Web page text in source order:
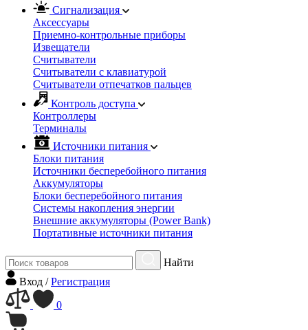
Сигнализация
Аксессуары
Приемно-контрольные приборы
Извещатели
Считыватели
Cчитыватели с клавиатурой
Cчитыватели отпечатков пальцев
Контроль доступа
Контроллеры
Терминалы
Источники питания
Блоки питания
Источники бесперебойного питания
Аккумуляторы
Блоки бесперебойного питания
Системы накопления энергии
Внешние аккумуляторы (Power Bank)
Портативные источники питания
Найти
Вход /Регистрация
0